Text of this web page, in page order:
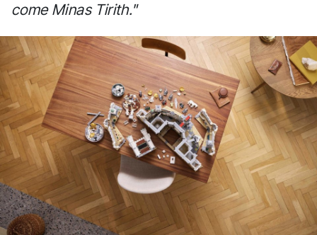
come Minas Tirith."